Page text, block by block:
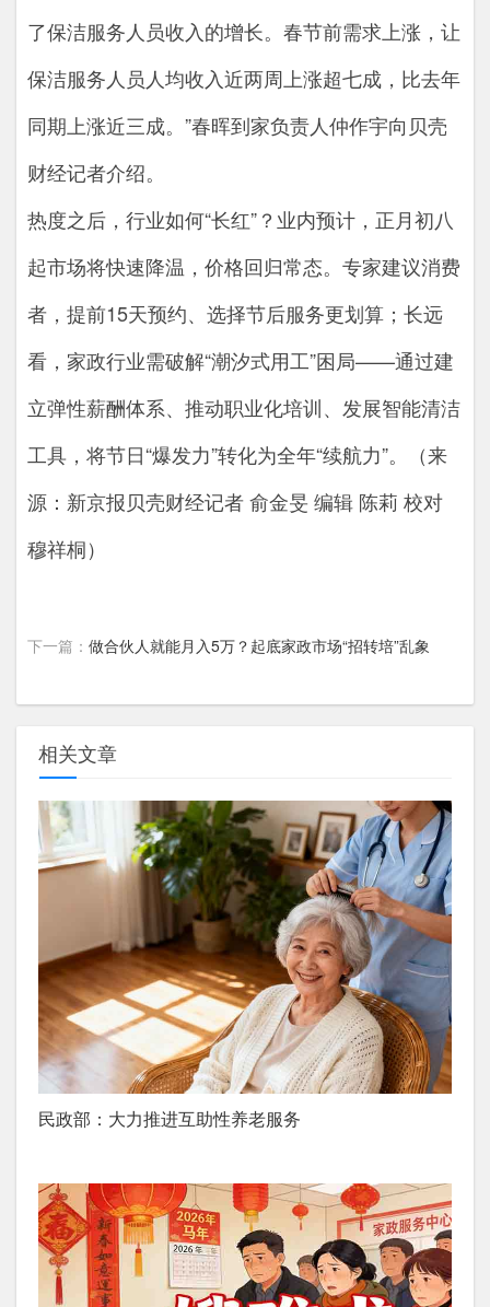
了保洁服务人员收入的增长。春节前需求上涨，让
保洁服务人员人均收入近两周上涨超七成，比去年
同期上涨近三成。”春晖到家负责人仲作宇向贝壳
财经记者介绍。
热度之后，行业如何“长红”？业内预计，正月初八
起市场将快速降温，价格回归常态。专家建议消费
者，提前15天预约、选择节后服务更划算；长远
看，家政行业需破解“潮汐式用工”困局——通过建
立弹性薪酬体系、推动职业化培训、发展智能清洁
工具，将节日“爆发力”转化为全年“续航力”。（来
源： 新京报贝壳财经记者 俞金旻 编辑 陈莉 校对
穆祥桐）
下一篇： 做合伙人就能月入5万？起底家政市场“招转培”乱象
相关文章
民政部：大力推进互助性养老服务